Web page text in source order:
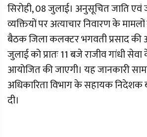
सिरोही, 08 जुलाई। अनुसूचित जाति
व्यक्तियों पर अत्याचार निवारण के
बैठक जिला कलक्टर भगवती प्रसाद की
जुलाई को प्रातः 11 बजे राजीव गांधी
आयोजित की जाएगी। यह जानकारी
अधिकारिता विभाग के सहायक निदेशक
दी।